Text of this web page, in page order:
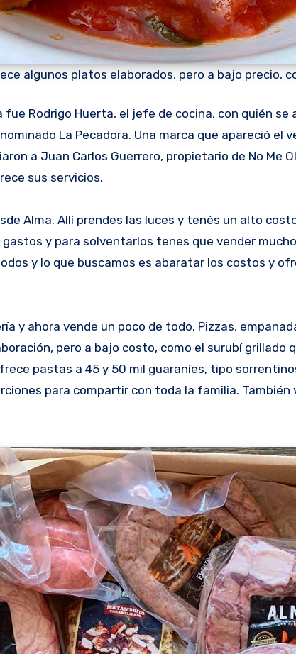
algunos platos elaborados, pero a bajo precio,
fue Rodrigo Huerta, el jefe de cocina, con quién
La Pecadora. Una marca que apareció el
a Juan Carlos Guerrero, propietario de No Me
sus servicios.
Alma. Allí prendes las luces y tenés un alto
y para solventarlos tenes que vender
y lo que buscamos es abaratar los costos y
y ahora vende un poco de todo. Pizzas,
pero a bajo costo, como el surubí grillado
pastas a 45 y 50 mil guaraníes, tipo
para compartir con toda la familia.